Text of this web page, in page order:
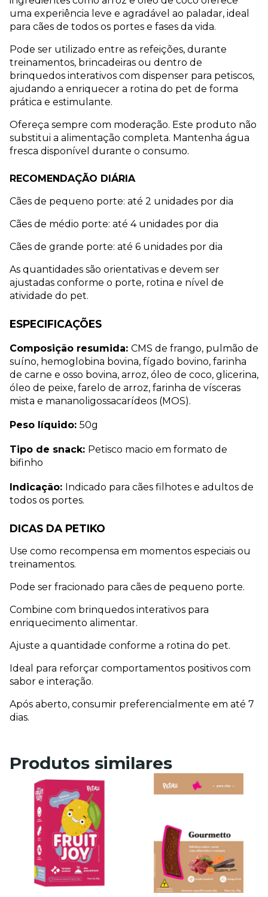
uma experiência leve e agradável ao paladar, ideal
para cães de todos os portes e fases da vida.
Pode ser utilizado entre as refeições, durante
treinamentos, brincadeiras ou dentro de
brinquedos interativos com dispenser para petiscos,
ajudando a enriquecer a rotina do pet de forma
prática e estimulante.
Ofereça sempre com moderação. Este produto não
substitui a alimentação completa. Mantenha água
fresca disponível durante o consumo.
RECOMENDAÇÃO DIÁRIA
Cães de pequeno porte: até 2 unidades por dia
Cães de médio porte: até 4 unidades por dia
Cães de grande porte: até 6 unidades por dia
As quantidades são orientativas e devem ser
ajustadas conforme o porte, rotina e nível de
atividade do pet.
ESPECIFICAÇÕES
Composição resumida: CMS de frango, pulmão de
suíno, hemoglobina bovina, fígado bovino, farinha
de carne e osso bovina, arroz, óleo de coco, glicerina,
óleo de peixe, farelo de arroz, farinha de vísceras
mista e mananoligossacarídeos (MOS).
Peso líquido: 50g
Tipo de snack: Petisco macio em formato de
bifinho
Indicação: Indicado para cães filhotes e adultos de
todos os portes.
DICAS DA PETIKO
Use como recompensa em momentos especiais ou
treinamentos.
Pode ser fracionado para cães de pequeno porte.
Combine com brinquedos interativos para
enriquecimento alimentar.
Ajuste a quantidade conforme a rotina do pet.
Ideal para reforçar comportamentos positivos com
sabor e interação.
Após aberto, consumir preferencialmente em até 7
dias.
Produtos similares